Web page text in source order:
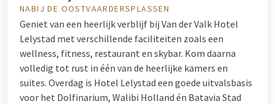
NABIJ DE OOSTVAARDERSPLASSEN
Geniet van een heerlijk verblijf bij Van der Valk Hotel
Lelystad met verschillende faciliteiten zoals een
wellness, fitness, restaurant en skybar. Kom daarna
volledig tot rust in één van de heerlijke kamers en
suites. Overdag is Hotel Lelystad een goede uitvalsbasis
voor het Dolfinarium, Walibi Holland én Batavia Stad